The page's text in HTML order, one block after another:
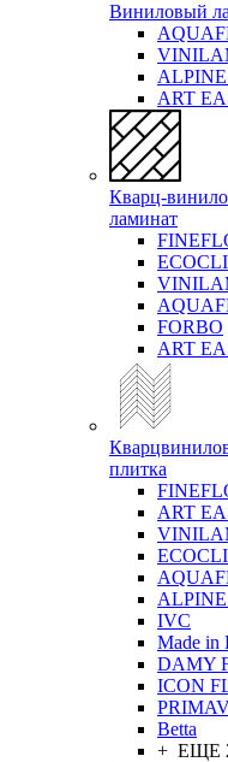
Виниловый
ART
Кварц-
ламинат
FORBO
ART
плитка
ART
IVC
Made in
DAMY
ICON
Betta
+ ЕЩЕ